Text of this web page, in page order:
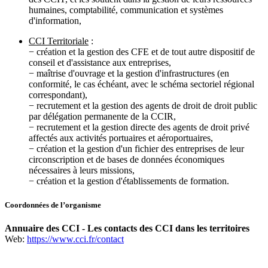
humaines, comptabilité, communication et systèmes
d'information,
CCI Territoriale :
− création et la gestion des CFE et de tout autre dispositif de
conseil et d'assistance aux entreprises,
− maîtrise d'ouvrage et la gestion d'infrastructures (en
conformité, le cas échéant, avec le schéma sectoriel régional
correspondant),
− recrutement et la gestion des agents de droit de droit public
par délégation permanente de la CCIR,
− recrutement et la gestion directe des agents de droit privé
affectés aux activités portuaires et aéroportuaires,
− création et la gestion d'un fichier des entreprises de leur
circonscription et de bases de données économiques
nécessaires à leurs missions,
− création et la gestion d'établissements de formation.
Coordonnées de l’organisme
Annuaire des CCI - Les contacts des CCI dans les territoires
Web: https://www.cci.fr/contact